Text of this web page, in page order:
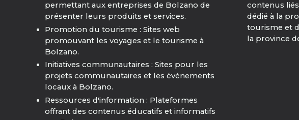
permettant aux entreprises de Bolzano de
présenter leurs produits et services.
Promotion du tourisme : Sites web
promouvant les voyages et le tourisme à
Bolzano.
Initiatives communautaires : Sites pour les
projets communautaires et les événements
locaux à Bolzano.
Ressources d'information : Plateformes
offrant des contenus éducatifs et informatifs
contenus
dédié à la
tourisme et
la province